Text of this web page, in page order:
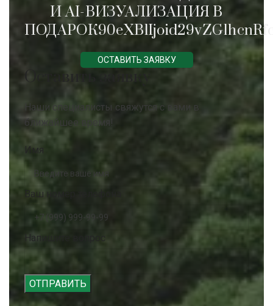
И AI-ВИЗУАЛИЗАЦИЯ В
ОСТАВИТЬ ЗАЯВКУ
Оставить заявку
Наши специалисты свяжутся с вами в
ближайшее время!
Имя
Ваш номер телефона
Напишите вопрос
ОТПРАВИТЬ